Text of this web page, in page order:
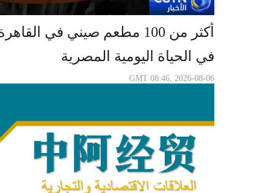
أكثر من 100 مطعم صيني في
في الحياة اليومية المصرية
GMT 08:46, 2026-08-06